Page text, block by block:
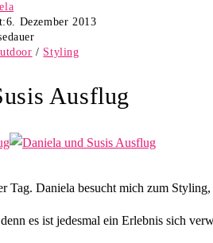
6. Dezember 2013
/ Styling
Ausflug
Tag. Daniela besucht mich zum
es ist jedesmal ein Erlebnis sich